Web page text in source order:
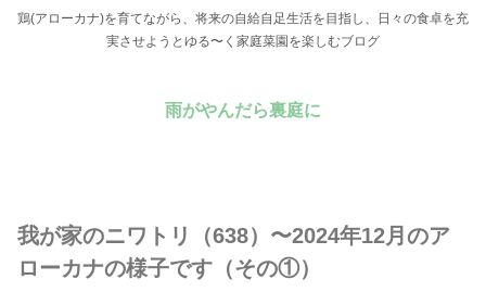
鶏(アローカナ)を育てながら、将来の自給自足生活を目指し、日々の食卓を充
実させようとゆる〜く家庭菜園を楽しむブログ
雨がやんだら裏庭に
我が家のニワトリ（638）〜2024年12月のア
ローカナの様子です（その①）